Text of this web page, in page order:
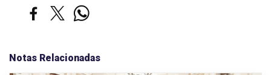
Notas Relacionadas